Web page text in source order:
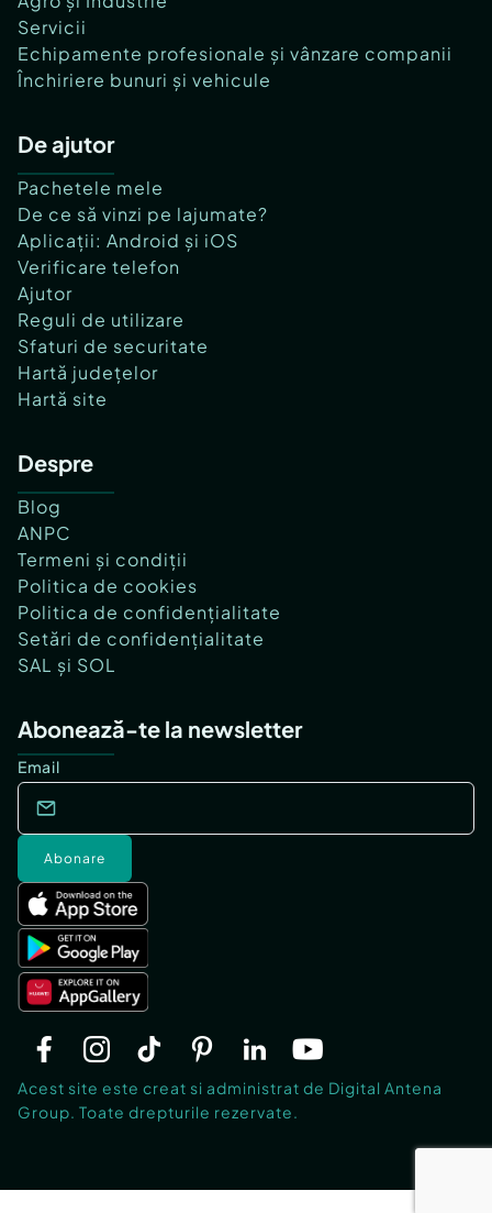
Servicii
Echipamente profesionale și vânzare companii
Închiriere bunuri și vehicule
De ajutor
Pachetele mele
De ce să vinzi pe lajumate?
Aplicații: Android și iOS
Verificare telefon
Ajutor
Reguli de utilizare
Sfaturi de securitate
Hartă județelor
Hartă site
Despre
Blog
ANPC
Termeni și condiții
Politica de cookies
Politica de confidențialitate
Setări de confidențialitate
SAL și SOL
Abonează-te la newsletter
Email
Abonare
Acest site este creat si administrat de Digital Antena
Group. Toate drepturile rezervate.